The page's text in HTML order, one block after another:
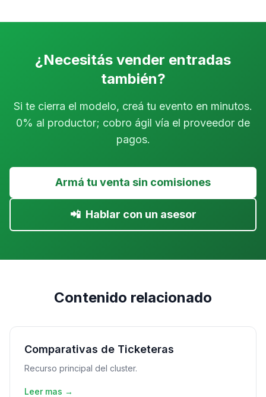
¿Necesitás vender entradas
también?
Si te cierra el modelo, creá tu evento en minutos.
0% al productor; cobro ágil vía el proveedor de
pagos.
Armá tu venta sin comisiones
📲 Hablar con un asesor
Contenido relacionado
Comparativas de Ticketeras
Recurso principal del cluster.
Leer mas →